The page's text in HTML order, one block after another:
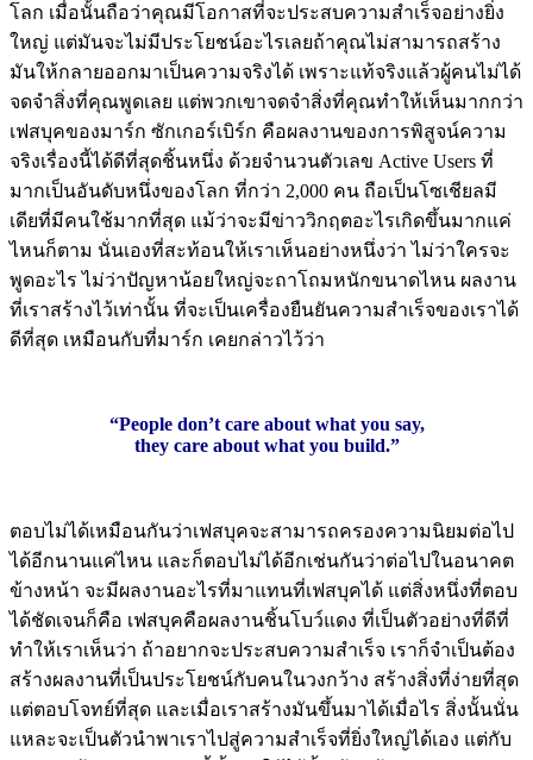
โลก เมื่อนั้นถือว่าคุณมีโอกาสที่จะประสบความสำเร็จอย่างยิ่ง
ใหญ่ แต่มันจะไม่มีประโยชน์อะไรเลยถ้าคุณไม่สามารถสร้าง
มันให้กลายออกมาเป็นความจริงได้ เพราะแท้จริงแล้วผู้คนไม่ได้
จดจำสิ่งที่คุณพูดเลย แต่พวกเขาจดจำสิ่งที่คุณทำให้เห็นมากกว่า
เฟสบุคของมาร์ก ซักเกอร์เบิร์ก คือผลงานของการพิสูจน์ความ
จริงเรื่องนี้ได้ดีที่สุดชิ้นหนึ่ง ด้วยจำนวนตัวเลข Active Users ที่
มากเป็นอันดับหนึ่งของโลก ที่กว่า 2,000 คน ถือเป็นโซเชียลมี
เดียที่มีคนใช้มากที่สุด แม้ว่าจะมีข่าววิกฤตอะไรเกิดขึ้นมากแค่
ไหนก็ตาม นั่นเองที่สะท้อนให้เราเห็นอย่างหนึ่งว่า ไม่ว่าใครจะ
พูดอะไร ไม่ว่าปัญหาน้อยใหญ่จะถาโถมหนักขนาดไหน ผลงาน
ที่เราสร้างไว้เท่านั้น ที่จะเป็นเครื่องยืนยันความสำเร็จของเราได้
ดีที่สุด เหมือนกับที่มาร์ก เคยกล่าวไว้ว่า
“People don’t care about what you say,
they care about what you build.”
ตอบไม่ได้เหมือนกันว่าเฟสบุคจะสามารถครองความนิยมต่อไป
ได้อีกนานแค่ไหน และก็ตอบไม่ได้อีกเช่นกันว่าต่อไปในอนาคต
ข้างหน้า จะมีผลงานอะไรที่มาแทนที่เฟสบุคได้ แต่สิ่งหนึ่งที่ตอบ
ได้ชัดเจนก็คือ เฟสบุคคือผลงานชิ้นโบว์แดง ที่เป็นตัวอย่างที่ดีที่
ทำให้เราเห็นว่า ถ้าอยากจะประสบความสำเร็จ เราก็จำเป็นต้อง
สร้างผลงานที่เป็นประโยชน์กับคนในวงกว้าง สร้างสิ่งที่ง่ายที่สุด
แต่ตอบโจทย์ที่สุด และเมื่อเราสร้างมันขึ้นมาได้เมื่อไร สิ่งนั้นนั่น
แหละจะเป็นตัวนำพาเราไปสู่ความสำเร็จที่ยิ่งใหญ่ได้เอง แต่กับ